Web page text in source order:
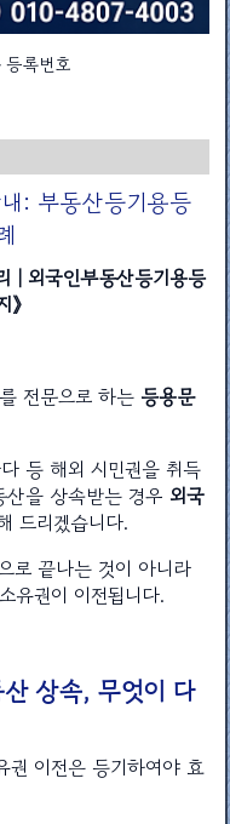
록번호
: 부동산등기용등
｜외국인부동산등기용등
전문으로 하는 등용문
등 해외 시민권을 취득
을 상속받는 경우 외국
드리겠습니다.
로 끝나는 것이 아니라
유권이 이전됩니다.
상속, 무엇이 다
권 이전은 등기하여야 효